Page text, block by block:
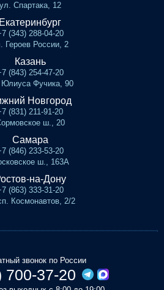
ул. Спартака, 12
Екатеринбург
(343) 288-04-20
Героев России, 2
Казань
(843) 254-47-20
Фучика, 90
Новгород
(831) 211-91-20
ш., 20
Самара
(846) 233-53-20
ш., 163А
на-Дону
(863) 333-31-20
Космонавтов, 2/2
звонок по России
700-37-20